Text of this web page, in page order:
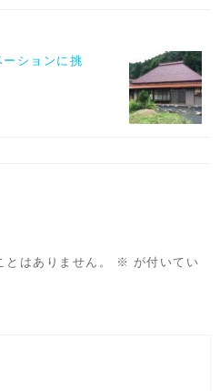
ションに挑
はありません。 ※
が付いてい